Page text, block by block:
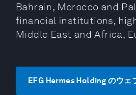
Bahrain, Morocco and
financial institutions,
Middle East and Africa,
EFG Hermes Holding のウェ